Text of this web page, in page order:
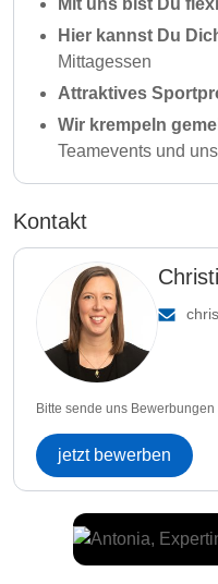
Mit uns bist Du
Hier kannst Du
Mittagessen
Attraktives
Wir krempeln
Teamevents und
Kontakt
Bitte sende uns
jetzt bewerben